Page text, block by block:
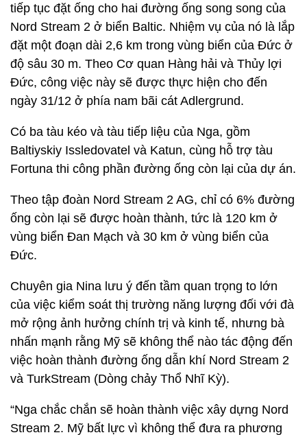
tiếp tục đặt ống cho hai đường ống song song của
Nord Stream 2 ở biển Baltic. Nhiệm vụ của nó là lắp
đặt một đoạn dài 2,6 km trong vùng biển của Đức ở
độ sâu 30 m. Theo Cơ quan Hàng hải và Thủy lợi
Đức, công việc này sẽ được thực hiện cho đến
ngày 31/12 ở phía nam bãi cát Adlergrund.
Có ba tàu kéo và tàu tiếp liệu của Nga, gồm
Baltiyskiy Issledovatel và Katun, cùng hỗ trợ tàu
Fortuna thi công phần đường ống còn lại của dự án.
Theo tập đoàn Nord Stream 2 AG, chỉ có 6% đường
ống còn lại sẽ được hoàn thành, tức là 120 km ở
vùng biển Đan Mạch và 30 km ở vùng biển của
Đức.
Chuyên gia Nina lưu ý đến tầm quan trọng to lớn
của việc kiểm soát thị trường năng lượng đối với đà
mở rộng ảnh hưởng chính trị và kinh tế, nhưng bà
nhấn mạnh rằng Mỹ sẽ không thể nào tác động đến
việc hoàn thành đường ống dẫn khí Nord Stream 2
và TurkStream (Dòng chảy Thổ Nhĩ Kỳ).
“Nga chắc chắn sẽ hoàn thành việc xây dựng Nord
Stream 2. Mỹ bất lực vì không thể đưa ra phương